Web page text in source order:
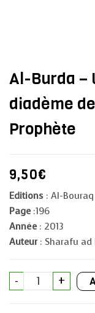
Al-Burda –
diadème
Prophète
9,50€
Editions : Al-Bouraq
Page:196
Année : 2013
Auteur : Sharafu ad
- Al-
Burda
-
+